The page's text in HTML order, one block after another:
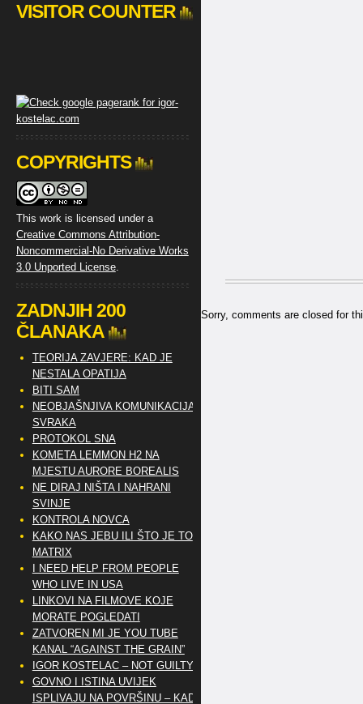
Sorry, comments are closed for
VISITOR COUNTER
COPYRIGHTS
This work is licensed under a
Creative Commons Attribution-
Noncommercial-No Derivative Works
3.0 Unported License.
ZADNJIH 200
ČLANAKA
TEORIJA ZAVJERE: KAD JE
NESTALA OPATIJA
BITI SAM
NEOBJAŠNJIVA KOMUNIKACIJA
SVRAKA
PROTOKOL SNA
KOMETA LEMMON H2 NA
MJESTU AURORE BOREALIS
NE DIRAJ NIŠTA I NAHRANI
SVINJE
KONTROLA NOVCA
KAKO NAS JEBU ILI ŠTO JE TO
MATRIX
I NEED HELP FROM PEOPLE
WHO LIVE IN USA
LINKOVI NA FILMOVE KOJE
MORATE POGLEDATI
ZATVOREN MI JE YOU TUBE
KANAL “AGAINST THE GRAIN”
IGOR KOSTELAC – NOT GUILTY
GOVNO I ISTINA UVIJEK
ISPLIVAJU NA POVRŠINU – KAD